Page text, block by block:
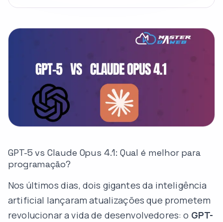
GPT-5 vs Claude Opus 4.1: Qual é melhor para
programação?
Nos últimos dias, dois gigantes da inteligência
artificial lançaram atualizações que prometem
revolucionar a vida de desenvolvedores: o GPT-